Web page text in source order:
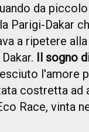
da
Parigi-Dakar
a ripetere
Il sogno
l'amore
costretta ad
Race, vinta